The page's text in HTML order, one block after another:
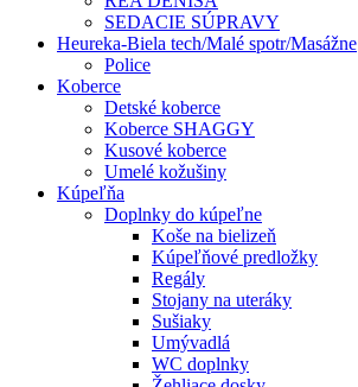
SEDACIE SÚPRAVY
Heureka-Biela tech/Malé spotr/Masážne
Police
Koberce
Detské koberce
Koberce SHAGGY
Kusové koberce
Umelé kožušiny
Kúpeľňa
Doplnky do kúpeľne
Koše na bielizeň
Kúpeľňové predložky
Regály
Stojany na uteráky
Sušiaky
Umývadlá
WC doplnky